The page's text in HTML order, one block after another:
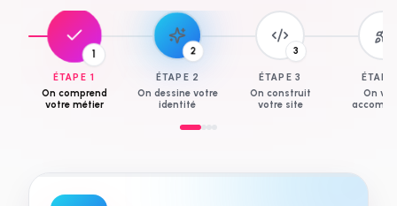
1
ÉTAPE 1
On comprend
votre métier
2
ÉTAPE 2
On dessine votre
identité
3
ÉTAPE 3
On construit
votre site
ÉTAPE
On